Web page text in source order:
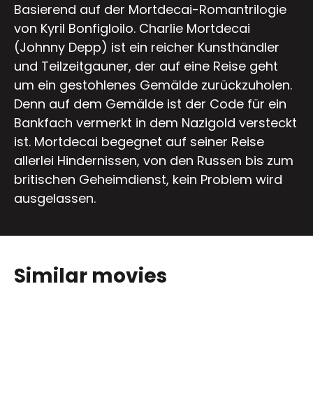
Basierend auf der Mortdecai-Romantrilogie
von Kyril Bonfigloilo. Charlie Mortdecai
(Johnny Depp) ist ein reicher Kunsthändler
und Teilzeitgauner, der auf eine Reise geht
um ein gestohlenes Gemälde zurückzuholen.
Denn auf dem Gemälde ist der Code für ein
Bankfach vermerkt in dem Nazigold versteckt
ist. Mortdecai begegnet auf seiner Reise
allerlei Hindernissen, von den Russen bis zum
britischen Geheimdienst, kein Problem wird
ausgelassen.
Similar movies